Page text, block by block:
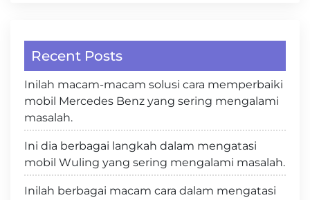
Recent Posts
Inilah macam-macam solusi cara memperbaiki
mobil Mercedes Benz yang sering mengalami
masalah.
Ini dia berbagai langkah dalam mengatasi
mobil Wuling yang sering mengalami masalah.
Inilah berbagai macam cara dalam mengatasi